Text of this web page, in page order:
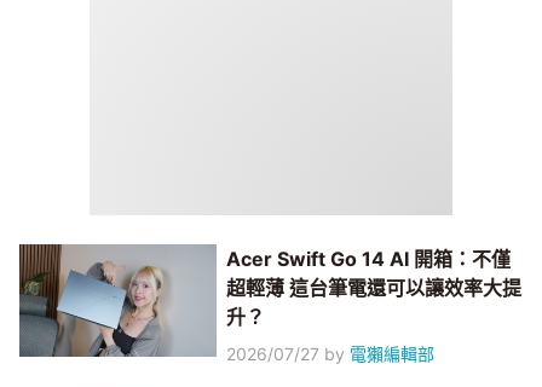
Acer Swift Go 14 AI 開箱：不僅
超輕薄 這台筆電還可以讓效率大提
升？
2026/07/27 by 電獺編輯部